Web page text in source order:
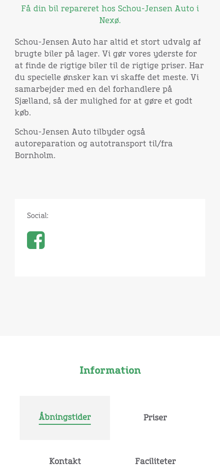
Få din bil repareret hos Schou-Jensen Auto i
Nexø.
Schou-Jensen Auto har altid et stort udvalg af
brugte biler på lager. Vi gør vores yderste for
at finde de rigtige biler til de rigtige priser. Har
du specielle ønsker kan vi skaffe det meste. Vi
samarbejder med en del forhandlere på
Sjælland, så der mulighed for at gøre et godt
køb.
Schou-Jensen Auto tilbyder også
autoreparation og autotransport til/fra
Bornholm.
Social:
Information
Åbningstider Priser
Kontakt Faciliteter